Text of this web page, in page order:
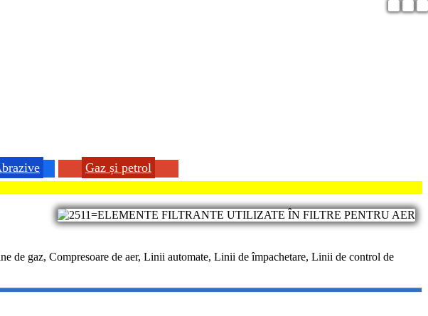
Gaz și petrol
de gaz, Compresoare de aer, Linii automate, Linii de împachetare, Linii de control de